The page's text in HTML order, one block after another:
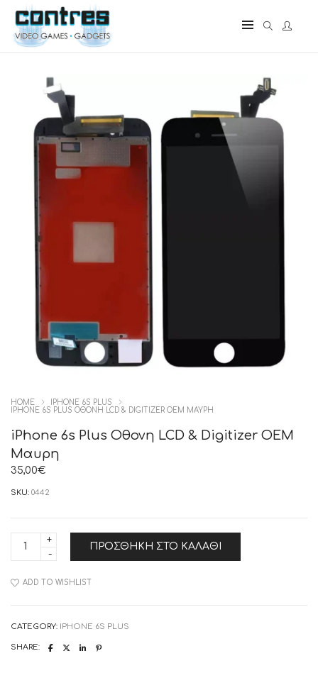
HOME
IPHONE 6S PLUS
IPHONE 6S PLUS ΟΘΟΝΗ LCD & DIGITIZER OEM ΜΑΥΡΗ
iPhone 6s Plus Οθονη LCD & Digitizer OEM
Μαυρη
35,00€
SKU: 0442
LCD
Μαυρη
ΠΡΟΣΘΉΚΗ ΣΤΟ ΚΑΛΆΘΙ
ADD TO WISHLIST
CATEGORY: IPHONE 6S PLUS
SHARE: